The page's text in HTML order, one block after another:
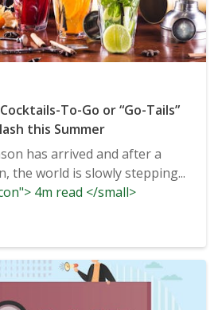
To-Go or “Go-Tails”
this Summer
has arrived and after a
the world is slowly stepping...
4m read </small>